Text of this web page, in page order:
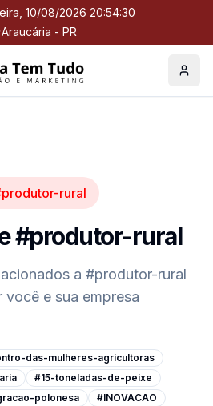
10/08/2026 20:54:31
Araucária - PR
Perfil
rural
#produtor-rural
a #produtor-rural
você e sua empresa
das-mulheres-agricultoras
#15-toneladas-de-peixe
polonesa
#INOVACAO